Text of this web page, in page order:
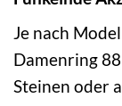
Je nach
Damenring
Steinen oder